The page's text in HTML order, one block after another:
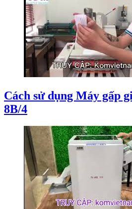
Cách sử dụng Máy gấp
8B/4